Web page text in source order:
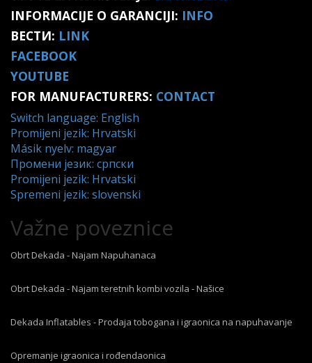
INFORMACIJE O GARANCIJI: INFO
ВЕСТИ: LINK
FACEBOOK
YOUTUBE
FOR MANUFACTURERS: CONTACT
Switch language: English
Promijeni jezik: Hrvatski
Másik nyelv: magyar
Промени језик: српски
Promijeni jezik: Hrvatski
Spremeni jezik: slovenski
Važne poveznice
Obrt Dekada - Najam Napuhanaca
Obrt Dekada - Najam teretnih kombi vozila - Našice
Dekada Inflatables - Prodaja tobogana i igraonica na napuhavanje
Opremanje igraonica i rođendaonica